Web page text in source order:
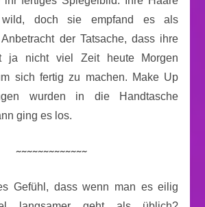
doch sie empfand es als
der Tatsache, dass ihre
ja nicht viel Zeit heute Morgen
sich fertig zu machen. Make Up
wurden in die Handtasche
ging es los.
~~~~~~~~~~~~~
Gefühl, dass wenn man es eilig